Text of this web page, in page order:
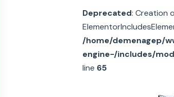
Deprecated: Creation
/home/demenagep/
engine-/includes/
line 65